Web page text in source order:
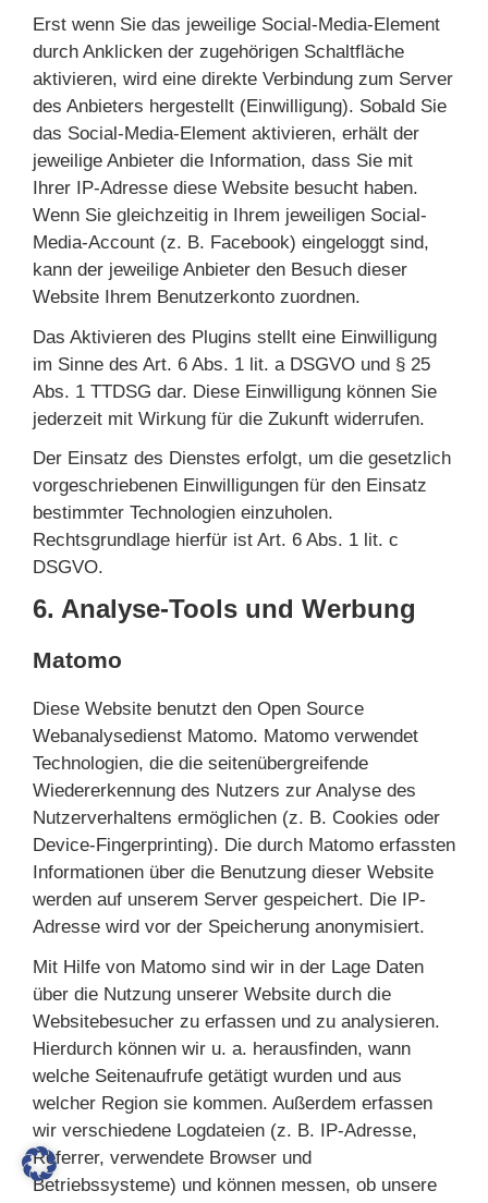
Erst wenn Sie das jeweilige Social-Media-Element
durch Anklicken der zugehörigen Schaltfläche
aktivieren, wird eine direkte Verbindung zum Server
des Anbieters hergestellt (Einwilligung). Sobald Sie
das Social-Media-Element aktivieren, erhält der
jeweilige Anbieter die Information, dass Sie mit
Ihrer IP-Adresse diese Website besucht haben.
Wenn Sie gleichzeitig in Ihrem jeweiligen Social-
Media-Account (z. B. Facebook) eingeloggt sind,
kann der jeweilige Anbieter den Besuch dieser
Website Ihrem Benutzerkonto zuordnen.
Das Aktivieren des Plugins stellt eine Einwilligung
im Sinne des Art. 6 Abs. 1 lit. a DSGVO und § 25
Abs. 1 TTDSG dar. Diese Einwilligung können Sie
jederzeit mit Wirkung für die Zukunft widerrufen.
Der Einsatz des Dienstes erfolgt, um die gesetzlich
vorgeschriebenen Einwilligungen für den Einsatz
bestimmter Technologien einzuholen.
Rechtsgrundlage hierfür ist Art. 6 Abs. 1 lit. c
DSGVO.
6. Analyse-Tools und Werbung
Matomo
Diese Website benutzt den Open Source
Webanalysedienst Matomo. Matomo verwendet
Technologien, die die seitenübergreifende
Wiedererkennung des Nutzers zur Analyse des
Nutzerverhaltens ermöglichen (z. B. Cookies oder
Device-Fingerprinting). Die durch Matomo erfassten
Informationen über die Benutzung dieser Website
werden auf unserem Server gespeichert. Die IP-
Adresse wird vor der Speicherung anonymisiert.
Mit Hilfe von Matomo sind wir in der Lage Daten
über die Nutzung unserer Website durch die
Websitebesucher zu erfassen und zu analysieren.
Hierdurch können wir u. a. herausfinden, wann
welche Seitenaufrufe getätigt wurden und aus
welcher Region sie kommen. Außerdem erfassen
wir verschiedene Logdateien (z. B. IP-Adresse,
Referrer, verwendete Browser und
Betriebssysteme) und können messen, ob unsere